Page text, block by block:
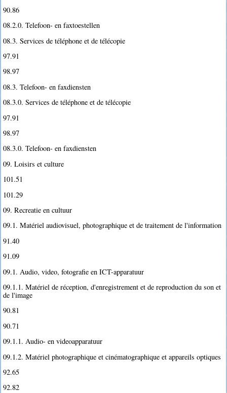
90.86
08.2.0. Telefoon- en faxtoestellen
08.3. Services de téléphone et de télécopie
97.91
98.97
08.3. Telefoon- en faxdiensten
08.3.0. Services de téléphone et de télécopie
97.91
98.97
08.3.0. Telefoon- en faxdiensten
09. Loisirs et culture
101.51
101.29
09. Recreatie en cultuur
09.1. Matériel audiovisuel, photographique et de traitement de l'information
91.40
91.09
09.1. Audio, video, fotografie en ICT-apparatuur
09.1.1. Matériel de réception, d'enregistrement et de reproduction du son et
de l'image
90.81
90.71
09.1.1. Audio- en videoapparatuur
09.1.2. Matériel photographique et cinématographique et appareils optiques
92.65
92.82